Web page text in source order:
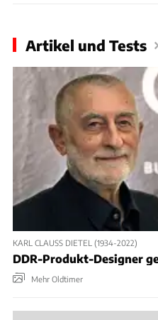
Artikel und Tests
KARL CLAUSS DIETEL (1934-2022)
DDR-Produkt-Designer
Mehr Oldtimer